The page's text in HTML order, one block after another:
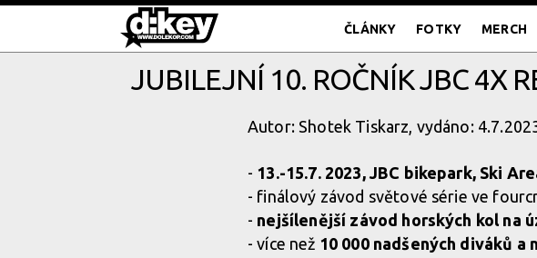
ČLÁNKY FOTKY MERCH
JUBILEJNÍ 10. ROČNÍK JBC 4X
Autor: Shotek Tiskarz, vydáno:
- 13.-15.7. 2023, JBC bikepark, Ski
- finálový závod světové série ve
- nejšílenější závod horských kol na
- více než 10 000 nadšených diváků